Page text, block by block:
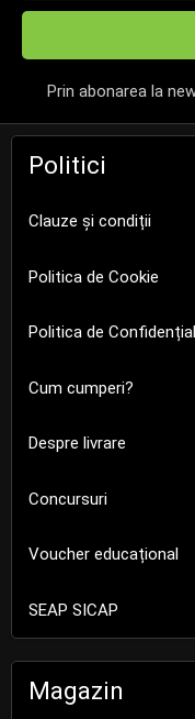
Prin abonarea la
Politici
Clauze și condiții
Politica de Cookie
Politica de
Cum cumperi?
Despre livrare
Concursuri
Voucher educațional
SEAP SICAP
Magazin